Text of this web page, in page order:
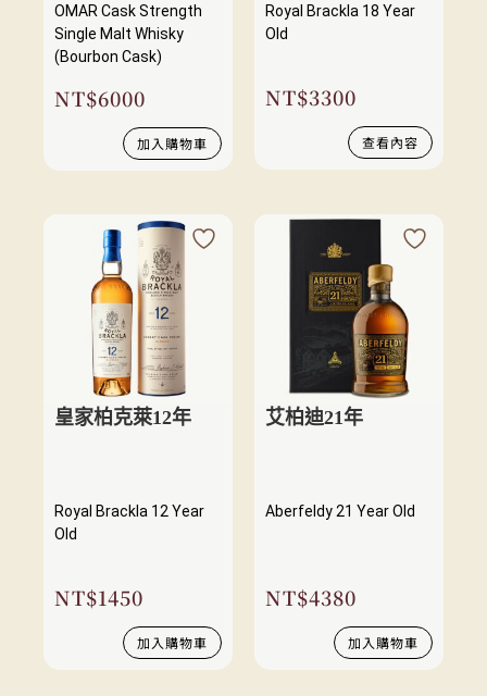
OMAR Cask Strength
Single Malt Whisky
(Bourbon Cask)
NT$6000
加入購物車
Royal Brackla 18 Year
Old
NT$3300
查看內容
皇家柏克萊12年
Royal Brackla 12 Year
Old
NT$1450
加入購物車
艾柏迪21年
Aberfeldy 21 Year Old
NT$4380
加入購物車